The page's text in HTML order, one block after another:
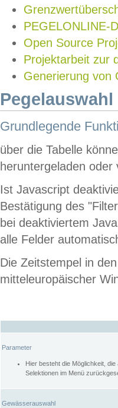
PEGELONLINE-
Open Source
Projektarbeit zur
Generierung von
Grundlegende
über die Tabelle
heruntergeladen oder
Ist Javascript
Bestätigung des
bei deaktiviertem
alle Felder
Die Zeitstempel in
mitteleuropäischer
Parameter
Hier besteht die Möglichkeit,
Selektionen im Menü
Gewässerauswahl